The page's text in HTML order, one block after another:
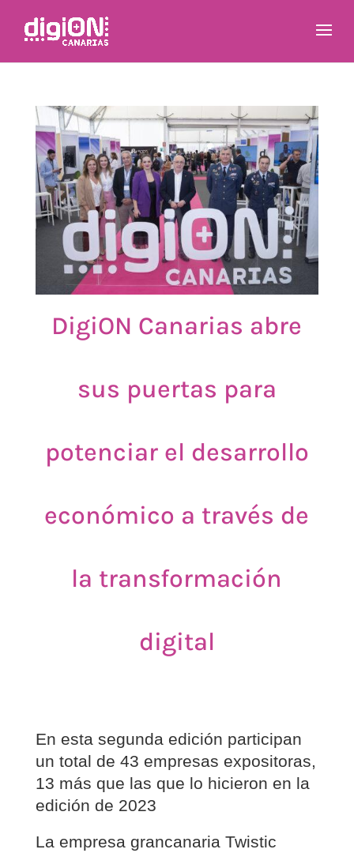
DigiON Canarias abre
sus puertas para
potenciar el desarrollo
económico a través de
la transformación
digital
En esta segunda edición participan
un total de 43 empresas expositoras,
13 más que las que lo hicieron en la
edición de 2023
La empresa grancanaria Twistic